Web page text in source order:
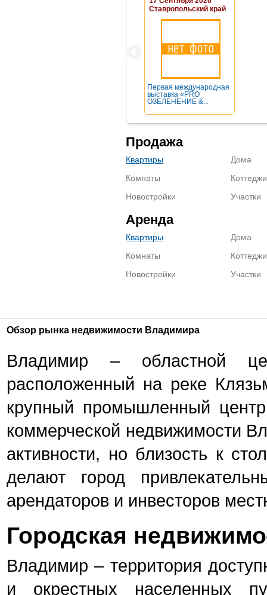
Ставропольский край
Первая международная
выставка «PRO
ОЗЕЛЕНЕНИЕ &...
Продажа
Квартиры
Комнаты
Новостройки
Дома
Коттеджи
Участки
Аренда
Квартиры
Комнаты
Новостройки
Дома
Коттеджи
Участки
Обзор рынка недвижимости Владимира
Владимир – областной
расположенный на реке
крупный промышленный
коммерческой недвижимости
активности, но близость к
делают город
арендаторов и инвесторов
Городская
Владимир – территория
и окрестных населенных